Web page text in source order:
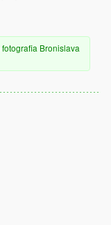
fotografia Bronislava